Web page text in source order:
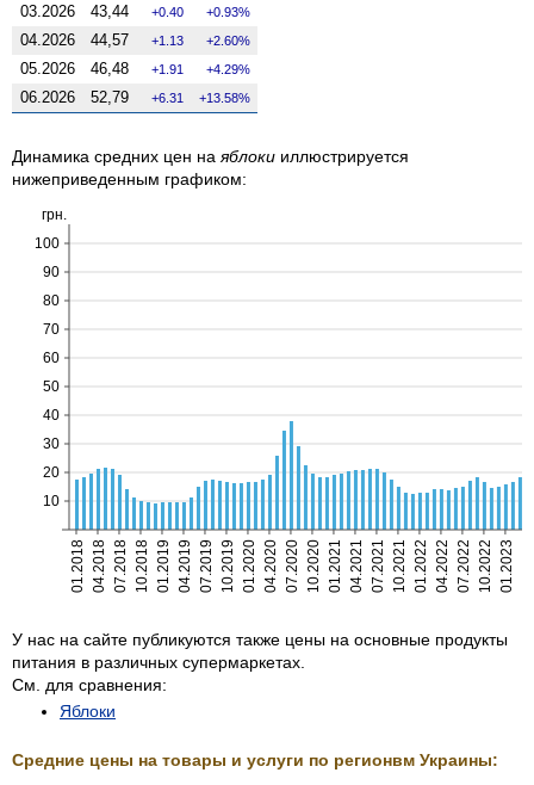
03.2026 43,44 0.40 0.93%
04.2026 44,57 1.13 2.60%
05.2026 46,48 1.91 4.29%
06.2026 52,79 6.31 13.58%
Динамика средних цен на яблоки иллюстрируется
нижеприведенным графиком:
01.201804.201807.201810.201801.201904.201907.201910.201901.202004.202007.202010.202001.202104.202107.202110.202101.202204.202207.202210.202201.2023
10
20
30
40
50
60
70
80
90
100
грн.
У нас на сайте публикуются также цены на основные продукты
питания в различных супермаркетах.
См. для сравнения:
Яблоки
Средние цены на товары и услуги по регионвм Украины: